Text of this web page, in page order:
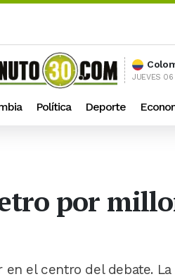
JUEVES
Política Deporte
por
en el centro del debate.